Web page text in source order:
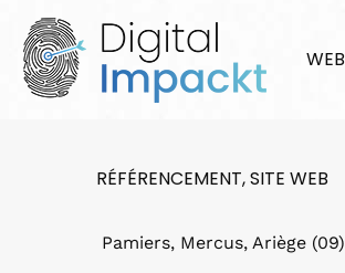
WEB
RÉFÉRENCEMENT,SITE WEB
Pamiers, Mercus, Ariège (09)